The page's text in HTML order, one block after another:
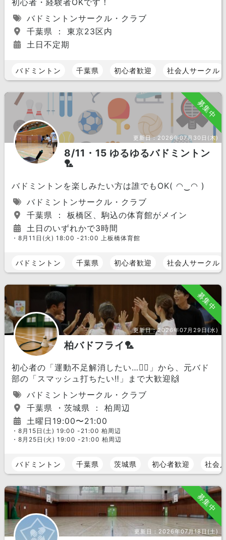
初心者・経験者OKです！
バドミントンサークル・クラブ
千葉県 ： 東京23区内
土日不定期
バドミントン 千葉県 初心者歓迎 社会人サークル
募集中
更新日：2026年07月30日(木)
8/11・15 ゆるゆるバドミントン
🏸
バドミントンを楽しみたい方は誰でもOK( ◠‿◠ )
バドミントンサークル・クラブ
千葉県 ： 板橋区、駒込の体育館がメイン
土日のいずれかで3時間
・8月11日(火) 18:00 -21:00 上板橋体育館
バドミントン 千葉県 初心者歓迎 社会人サークル
募集中
更新日：2026年07月29日(水)
柏バドフライ🏸
初心者の「運動不足解消したい…🤸‍♂️」から、元バド
部の「スマッシュ打ちたい‼️」まで大歓迎🙌
バドミントンサークル・クラブ
千葉県 ・茨城県 ： 柏周辺
土曜日19:00〜21:00
・8月15日(土) 19:00 -21:00 柏周辺
・8月25日(火) 19:00 -21:00 柏周辺
バドミントン 千葉県 茨城県 初心者歓迎 社会
募集中
更新日： 2026年07月18日(土)